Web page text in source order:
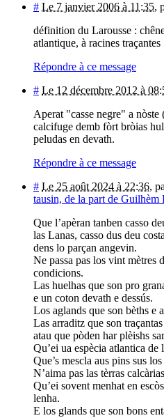
# Le 7 janvier 2006 à 11:35,
définition du Larousse :
atlantique, à racines traçantes
Répondre à ce message
# Le 12 décembre 2012 à
Aperat "casse negre" a nòste
calcifuge demb fòrt bròias
peludas en devath.
Répondre à ce message
# Le 25 août 2024 à 22:36,
tausin, de la part de Guilhèm
Que l’apèran tanben casso
las Lanas, casso dus deu
dens lo parçan angevin.
Ne passa pas los vint mètres
condicions.
Las huelhas que son pro
e un coton devath e dessús.
Los aglands que son bèths e
Las arraditz que son
atau que pòden har plèishs
Qu’ei ua espècia atlantica
Que’s mescla aus pins sus
N’aima pas las tèrras
Qu’ei sovent menhat en
lenha.
E los glands que son bons